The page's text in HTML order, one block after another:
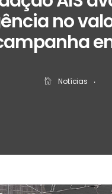
no
Notícias ‧